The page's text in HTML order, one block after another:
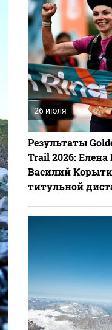
26 июля
Результаты
Trail 2026: Елена
Василий
титульной